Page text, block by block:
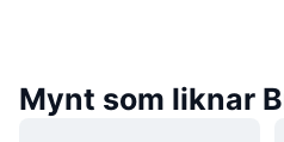
Mynt som liknar